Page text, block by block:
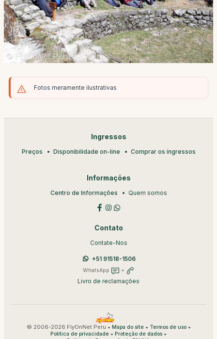
Fotos meramente ilustrativas
Ingressos
Preços Disponibilidade on-line Comprar os ingressos
Informações
Centro de Informações Quem somos
Contato
Contate-Nos
+51 91518-1506
WhatsApp +
Livro de reclamações
© 2006-2026 FlyOnNet Peru • Mapa do site• Termos de uso•
Política de privacidade • Proteção de dados •